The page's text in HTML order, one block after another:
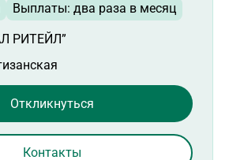
Выплаты: два раза в месяц
РИТЕЙЛ”
Откликнуться
Контакты